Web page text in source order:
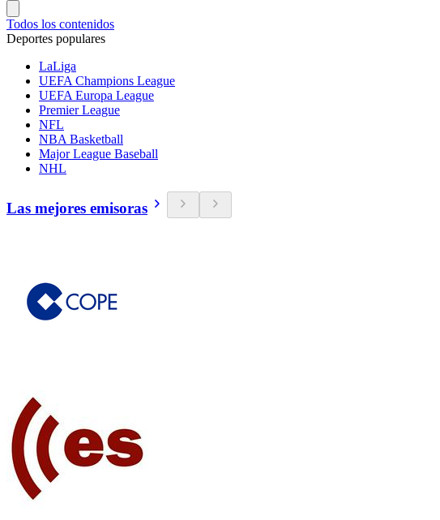
Todos los contenidos
Deportes populares
LaLiga
UEFA Champions League
UEFA Europa League
Premier League
NFL
NBA Basketball
Major League Baseball
NHL
Las mejores emisoras